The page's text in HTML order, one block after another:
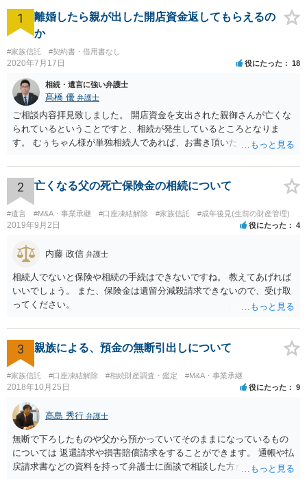
1
離婚したら親が出した開店資金返してもらえるの
か
#家族信託 #契約書・借用書なし
2020年7月17日 役にたった 18
相続・遺言に強い弁護士
髙橋 優 弁護士
ご相談内容拝見致しました。 開店資金を支出された親御さんが亡くな
られているということですと、相続が発生しているところとなりま
す。 むぅちゃん様が単独相続人であれば、お書き頂いたような方法で
相続人おられるということであれば、他の相続人との協議が必要とな
るところです。 また、当該点とは別にご主人から貸付ではなく贈与で
あると主張される可能性がございます。 その場合には、貸付であるこ
とを伺わせる事情をどれだけ積み重ねることが出来るか、というとこ
ろとなります。 返済の事実や、返済を約束するメール等です。 金額の
おく方が宜しいかと思います。 緊急という訳ではないかと思います
が、事前準備が早い方が有効な手段が増える傾向にありますので、早
目に弁護士を入れられることを御検討頂くと良いかと思います。
2 亡くなる父の死亡保険金の相続について
#遺言 #M&A・事業承継 #口座凍結解除 #家族信託 #成年後見(生前の財産管理)
2019年9月2日 役にたった 4
内藤 政信 弁護士
相続人でないと保険や相続の手続はできないですね。 教えてあげれば
いいでしょう。 また、保険金は遺留分減殺請求できないので、受け取
ってください。
3 親族による、預金の無断引出しについて
#家族信託 #口座凍結解除 #相続財産調査・鑑定 #M&A・事業承継
2018年10月25日 役にたった 9
高島 秀行 弁護士
無断で下ろしたものや父から預かっていてそのままになっているもの
については 返還請求や損害賠償請求をすることができます。 通帳や払
戻請求書などの資料を持って弁護士に面談で相談した方がよいと思い